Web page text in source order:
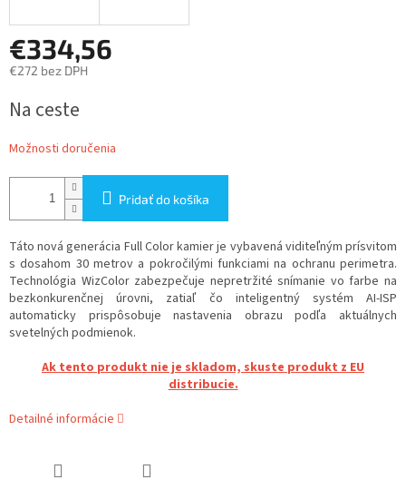
€334,56
€272 bez DPH
cena:
Na ceste
Možnosti doručenia
Pridať do košíka
Táto nová generácia Full Color kamier je vybavená viditeľným prísvitom
s dosahom 30 metrov a pokročilými funkciami na ochranu perimetra.
Technológia WizColor zabezpečuje nepretržité snímanie vo farbe na
bezkonkurenčnej úrovni, zatiaľ čo inteligentný systém AI-ISP
automaticky prispôsobuje nastavenia obrazu podľa aktuálnych
svetelných podmienok.
Ak tento produkt nie je skladom, skuste produkt z EU
distribucie.
Detailné informácie